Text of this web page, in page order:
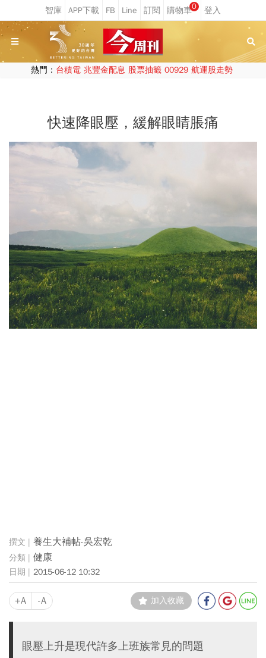
0
熱門： 台積電 兆豐金配息 股票抽籤 00929 航運股走勢
快速降眼壓，緩解眼睛脹痛
養生大補帖-吳宏乾
健康
2015-06-12 10:32
+A -A 加入收藏
眼壓上升是現代許多上班族常見的問題